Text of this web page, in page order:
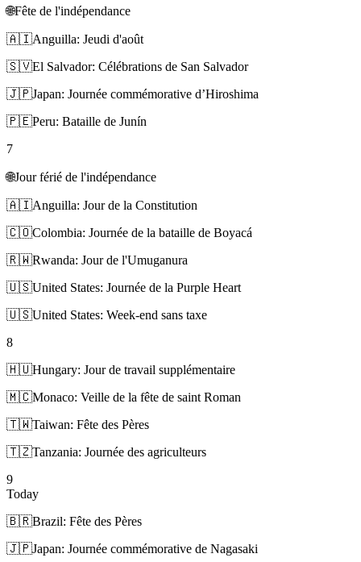
🌐Fête de l'indépendance
🇦🇮Anguilla: Jeudi d'août
🇸🇻El Salvador: Célébrations de San Salvador
🇯🇵Japan: Journée commémorative d’Hiroshima
🇵🇪Peru: Bataille de Junín
7
🌐Jour férié de l'indépendance
🇦🇮Anguilla: Jour de la Constitution
🇨🇴Colombia: Journée de la bataille de Boyacá
🇷🇼Rwanda: Jour de l'Umuganura
🇺🇸United States: Journée de la Purple Heart
🇺🇸United States: Week-end sans taxe
8
🇭🇺Hungary: Jour de travail supplémentaire
🇲🇨Monaco: Veille de la fête de saint Roman
🇹🇼Taiwan: Fête des Pères
🇹🇿Tanzania: Journée des agriculteurs
9
Today
🇧🇷Brazil: Fête des Pères
🇯🇵Japan: Journée commémorative de Nagasaki